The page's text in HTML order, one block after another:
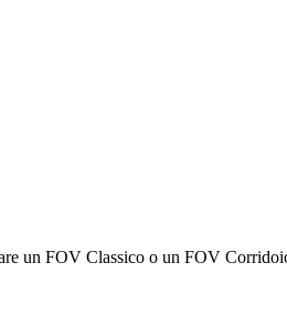
un FOV Classico o un FOV